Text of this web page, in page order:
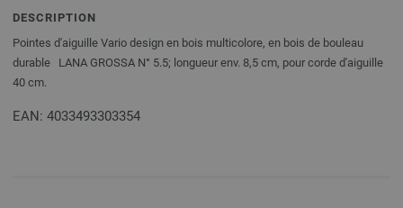
DESCRIPTION
Pointes d'aiguille Vario design en bois multicolore, en bois de bouleau
durable LANA GROSSA N° 5.5; longueur env. 8,5 cm, pour corde d'aiguille
40 cm.
EAN: 4033493303354